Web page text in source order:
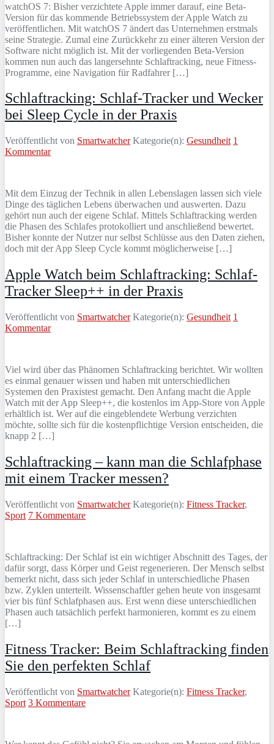
watchOS 7: Bisher verzichtete Apple immer darauf, eine Beta-
Version für das kommende Betriebssystem der Apple Watch zu
veröffentlichen. Mit watchOS 7 ändert das Unternehmen erstmals
seine Strategie. Zumal eine Zurückkehr zu einer älteren Version der
Software nicht möglich ist. Mit der vorliegenden Beta-Version
kommen nun auch das langersehnte Schlaftracking, neue Fitness-
Programme, eine Navigation für Radfahrer […]
Schlaftracking: Schlaf-Tracker und Wecker
bei Sleep Cycle in der Praxis
Veröffentlicht von Smartwatcher Kategorie(n): Gesundheit 1
Kommentar
Mit dem Einzug der Technik in allen Lebenslagen lassen sich viele
Dinge des täglichen Lebens überwachen und auswerten. Dazu
gehört nun auch der eigene Schlaf. Mittels Schlaftracking werden
die Phasen des Schlafes protokolliert und anschließend bewertet.
Bisher konnte der Nutzer nur selbst Schlüsse aus den Daten ziehen,
doch mit der App Sleep Cycle kommt möglicherweise […]
Apple Watch beim Schlaftracking: Schlaf-
Tracker Sleep++ in der Praxis
Veröffentlicht von Smartwatcher Kategorie(n): Gesundheit 1
Kommentar
Viel wird über das Phänomen Schlaftracking berichtet. Wir wollten
es einmal genauer wissen und haben mit unterschiedlichen
Systemen den Praxistest gemacht. Den Anfang macht die Apple
Watch mit der App Sleep++, die kostenlos im App-Store von Apple
erhältlich ist. Wer auf die eingeblendete Werbung verzichten
möchte, sollte sich für die kostenpflichtige Version entscheiden, die
knapp 2 […]
Schlaftracking – kann man die Schlafphase
mit einem Tracker messen?
Veröffentlicht von Smartwatcher Kategorie(n): Fitness Tracker,
Sport 7 Kommentare
Schlaftracking: Der Schlaf ist ein wichtiger Abschnitt des Tages, der
dafür sorgt, dass Körper und Geist regenerieren. Der Mensch selbst
bemerkt nicht, dass sich jeder Schlaf in unterschiedliche Phasen
bzw. Zyklen unterteilt. Wissenschaftler gehen heute von insgesamt
vier bis fünf Schlafphasen aus. Erst wenn diese unterschiedlichen
Phasen auch tatsächlich perfekt harmonieren, kommt es zu einem
[…]
Fitness Tracker: Beim Schlaftracking finden
Sie den perfekten Schlaf
Veröffentlicht von Smartwatcher Kategorie(n): Fitness Tracker,
Sport 3 Kommentare